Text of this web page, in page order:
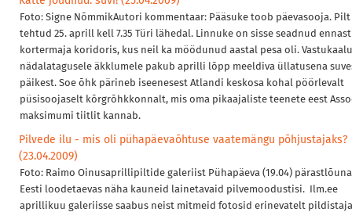
Foto: Signe NõmmikAutori kommentaar: Pääsuke toob päevasooja. Pilt
tehtud 25. aprill kell 7.35 Türi lähedal. Linnuke on sisse seadnud ennast
kortermaja koridoris, kus neil ka möödunud aastal pesa oli.
nädalatagusele äkklumele pakub aprilli lõpp meeldiva üllatusena
päikest. Soe õhk pärineb iseenesest Atlandi keskosa kohal pöörlevalt
püsisoojaselt kõrgrõhkkonnalt, mis oma pikaajaliste teenete eest
maksimumi tiitlit kannab.
Pilvede ilu - mis oli pühapäevaõhtuse vaatemängu põhjustajaks?
(23.04.2009)
Foto: Raimo Oinusaprillipiltide galeriist Pühapäeva (19.04)
Eesti loodetaevas näha kauneid lainetavaid pilvemoodustisi. Ilm.ee
aprillikuu galeriisse saabus neist mitmeid fotosid erinevatelt